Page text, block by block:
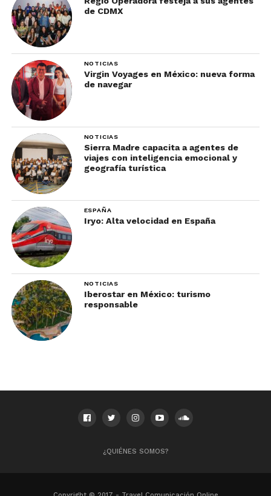
de CDMX
NOTICIAS
Virgin Voyages en México: nueva forma
de navegar
NOTICIAS
Sierra Madre capacita a agentes de
viajes con inteligencia emocional y
geografía turística
ESPAÑA
Iryo: Alta velocidad en España
NOTICIAS
Iberostar en México: turismo
responsable
¿QUIÉNES SOMOS?